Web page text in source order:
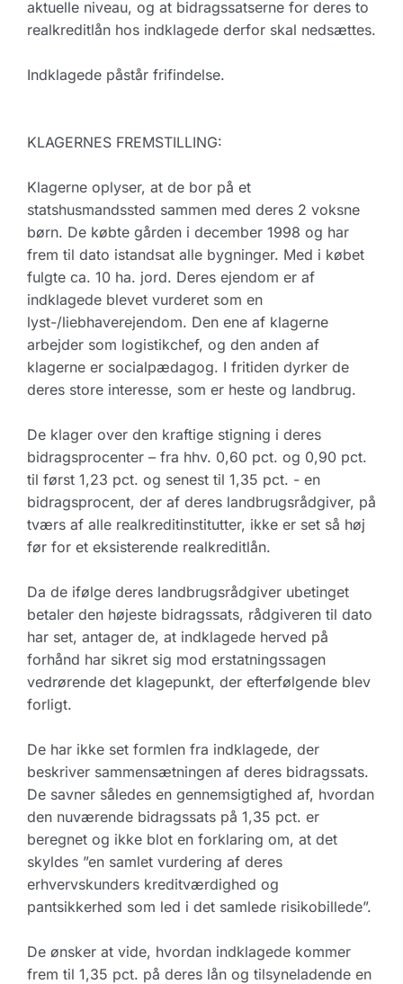
aktuelle niveau, og at bidragssatserne for deres to
realkreditlån hos indklagede derfor skal nedsættes.
Indklagede påstår frifindelse.
KLAGERNES FREMSTILLING:
Klagerne oplyser, at de bor på et
statshusmandssted sammen med deres 2 voksne
børn. De købte gården i december 1998 og har
frem til dato istandsat alle bygninger. Med i købet
fulgte ca. 10 ha. jord. Deres ejendom er af
indklagede blevet vurderet som en
lyst-/liebhaverejendom. Den ene af klagerne
arbejder som logistikchef, og den anden af
klagerne er socialpædagog. I fritiden dyrker de
deres store interesse, som er heste og landbrug.
De klager over den kraftige stigning i deres
bidragsprocenter – fra hhv. 0,60 pct. og 0,90 pct.
til først 1,23 pct. og senest til 1,35 pct. - en
bidragsprocent, der af deres landbrugsrådgiver, på
tværs af alle realkreditinstitutter, ikke er set så høj
før for et eksisterende realkreditlån.
Da de ifølge deres landbrugsrådgiver ubetinget
betaler den højeste bidragssats, rådgiveren til dato
har set, antager de, at indklagede herved på
forhånd har sikret sig mod erstatningssagen
vedrørende det klagepunkt, der efterfølgende blev
forligt.
De har ikke set formlen fra indklagede, der
beskriver sammensætningen af deres bidragssats.
De savner således en gennemsigtighed af, hvordan
den nuværende bidragssats på 1,35 pct. er
beregnet og ikke blot en forklaring om, at det
skyldes ”en samlet vurdering af deres
erhvervskunders kreditværdighed og
pantsikkerhed som led i det samlede risikobillede”.
De ønsker at vide, hvordan indklagede kommer
frem til 1,35 pct. på deres lån og tilsyneladende en